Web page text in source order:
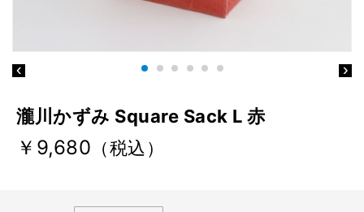
瀧川かずみ Square Sack L 赤
￥9,680 （税込）